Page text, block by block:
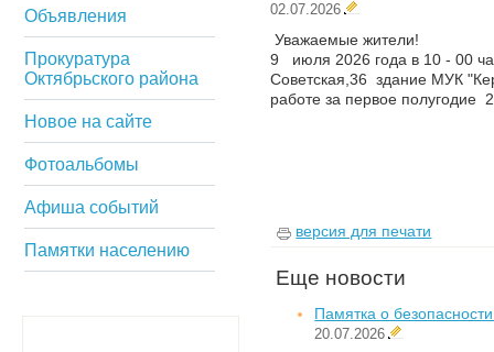
Объявления
Прокуратура
Октябрьского района
Новое на сайте
Фотоальбомы
Афиша событий
Памятки населению
02.07.2026
Уважаемые жители!
9 июля 2026 года в 10 - 00
Советская,36 здание МУК
работе за первое полугодие
версия для печати
Еще новости
Памятка о
20.07.2026